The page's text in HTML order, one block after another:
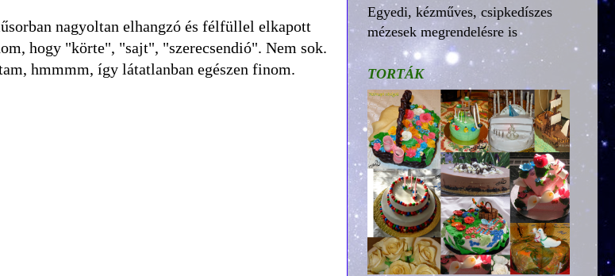
nagyoltan elhangzó és félfüllel elkapott
hogy "körte", "sajt", "szerecsendió". Nem sok.
hmmmm, így látatlanban egészen finom.
Egyedi, kézműves, csipkedíszes
mézesek megrendelésre is
TORTÁK